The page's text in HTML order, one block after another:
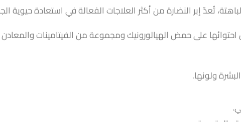
تُعدّ إبر النضارة من أكثر العلاجات الفعالة في استعادة حيوية
على حمض الهيالورونيك ومجموعة من الفيتامينات والمعادن
ولونها.